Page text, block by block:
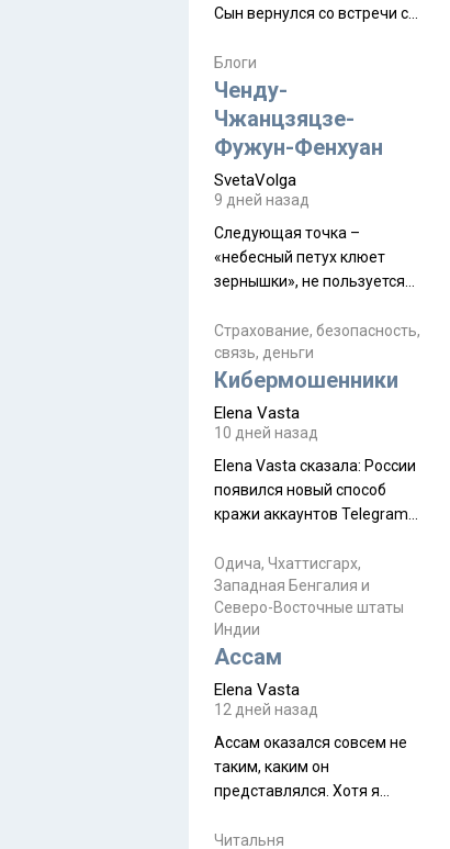
Сын вернулся со встречи с
уже, как демобилизовались,
а продолжают встречаться
почти каждую неделю) и с
порога сообщил: "Эйтан
разводится!" Эйтан -
мальчик из религиозной
семьи, из тех, кого называют
"вязаные кипы". С 2022-го
Блоги
Ченду-
Чжанцзяцзе-
Фужун-Фенхуан
SvetaVolga
9 дней назад
Следующая точка –
«небесный петух клюет
зернышки», не пользуется
заслужено, и чтобы попасть
на начало тропы показали
водителю карту, иначе
Пошли туда, потому что я
отзывов. По мне – сплошная
физуха, долгий спуск, потом
подъем по этому же пути.
Пока
Страхование, безопасность,
связь, деньги
Кибермошенники
Elena Vasta
10 дней назад
Elena Vasta сказалa: России
появился новый способ
кражи аккаунтов Telegram
Прочитайте! У моих двух
знакомых вот так увели
аккаунты
Одича, Чхаттисгарх,
Западная Бенгалия и
Северо-Восточные штаты
Индии
Ассам
Elena Vasta
12 дней назад
Ассам оказался совсем не
таким, каким он
представлялся. Хотя я
краешек, но все же схватила
Читальня